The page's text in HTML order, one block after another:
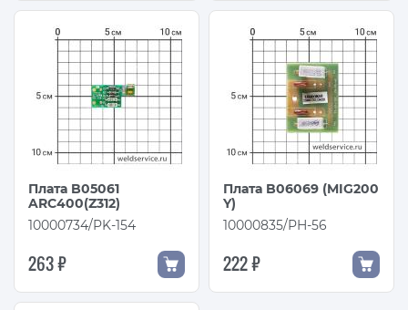
Плата B05061
ARC400(Z312)
10000734/PK-154
263 ₽
Плата B06069 (MIG200
Y)
10000835/PH-56
222 ₽